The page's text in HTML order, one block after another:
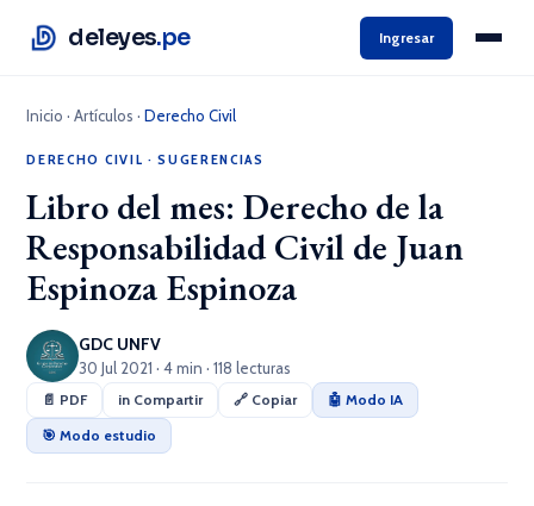
deleyes.pe Ingresar
Inicio ·Artículos ·Derecho Civil
DERECHO CIVIL ·SUGERENCIAS
Libro del mes: Derecho de la
Responsabilidad Civil de Juan
Espinoza Espinoza
GDC UNFV
30 Jul 2021 · 4 min · 118 lecturas
📄 PDF in Compartir 🔗 Copiar
🤖 Modo IA
🎯 Modo estudio